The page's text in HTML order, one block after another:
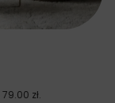
79.00 zł.